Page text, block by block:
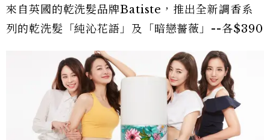
來自英國的乾洗髮品牌Batiste，推出全新調香系
列的乾洗髮「純沁花語」及「暗戀薔薇」--各$390